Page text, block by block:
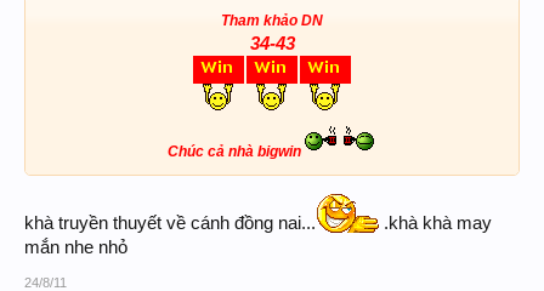
Tham khảo DN
34-43
Chúc cả nhà bigwin
khà truyền thuyết về cánh đồng nai...
.khà khà may
mắn nhe nhỏ
24/8/11